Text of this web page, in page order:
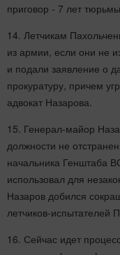
приговор - 7 лет
14. Летчикам
из армии, если они не
и подали заявление о
прокуратуру, причем
адвокат Назарова.
15. Генерал-майор
должности не
начальника Генштаба
использовал для
Назаров добился
летчиков-испытателей
16. Сейчас идет